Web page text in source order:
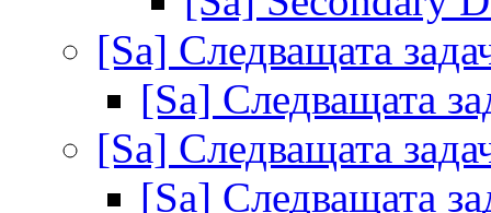
[Sa] Следващата
[Sa] Следващата
[Sa] Следващата
[Sa] Следващата